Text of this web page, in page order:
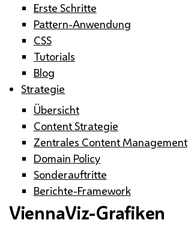
Erste Schritte
Pattern-Anwendung
CSS
Tutorials
Blog
Strategie
Übersicht
Content Strategie
Zentrales Content Management
Domain Policy
Sonderauftritte
Berichte-Framework
ViennaViz-Grafiken